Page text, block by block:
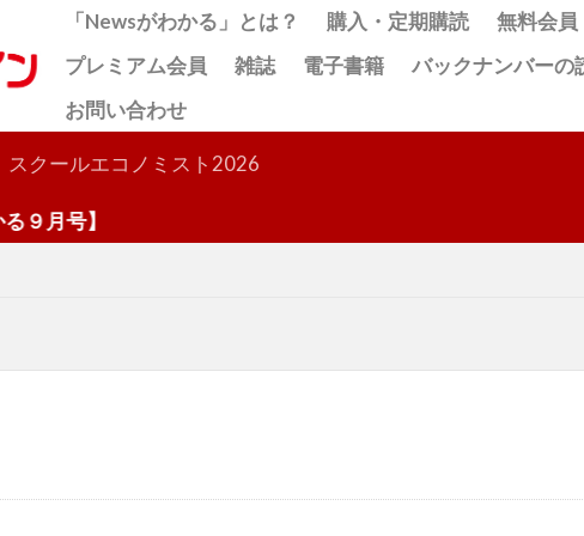
「Newsがわかる」とは？ 購入・定期購読
無料会員
プレミアム会員
雑誌 電子書籍
バックナンバーの
お問い合わせ
スクールエコノミスト2026
月号】
検索